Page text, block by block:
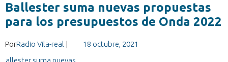
Ballester suma nuevas propuestas
para los presupuestos de Onda 2022
PorRadio Vila-real | 18 octubre, 2021